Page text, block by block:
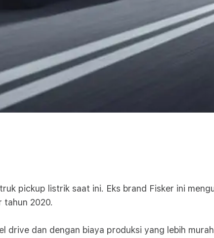
pickup listrik saat ini. Eks brand Fisker ini
tahun 2020.
drive dan dengan biaya produksi yang lebih